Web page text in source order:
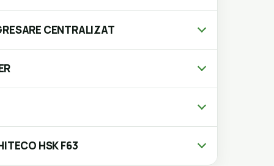
CENTRALIZAT
HSK F63